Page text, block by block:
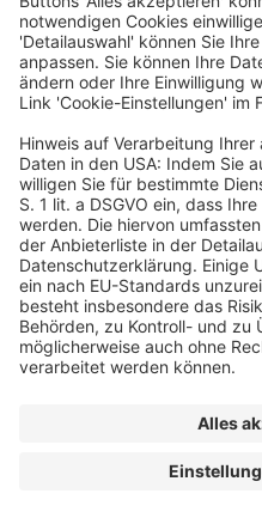
© dfv Conference Group GmbH
AGB
Impressum Datenschutz